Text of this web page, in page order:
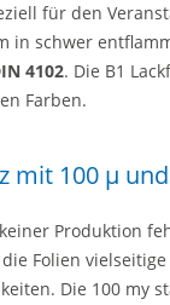
für den
in schwer
4102. Die B1
Farben.
mit 100 µ
Produktion
Folien vielseitige
Die 100 my